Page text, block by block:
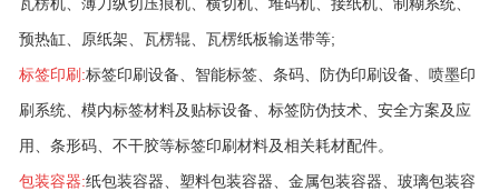
预热缸、原纸架、瓦楞辊、瓦楞纸板输送带等;
标签印刷:标签印刷设备、智能标签、条码、防伪印刷设备、喷墨印
刷系统、模内标签材料及贴标设备、标签防伪技术、安全方案及应
用、条形码、不干胶等标签印刷材料及相关耗材配件。
包装容器:纸包装容器、塑料包装容器、金属包装容器、玻璃包装容